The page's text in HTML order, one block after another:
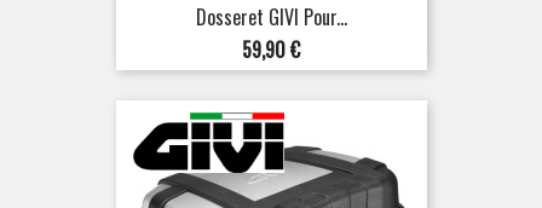
Dosseret GIVI Pour...
Prix
59,90 €